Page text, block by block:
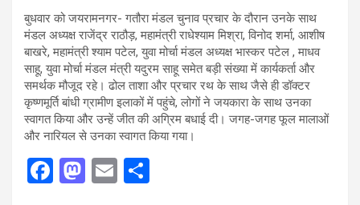
बुधवार को जयरामनगर- गतौरा मंडल चुनाव प्रचार के दौरान उनके साथ
मंडल अध्यक्ष राजेंद्र राठौड़, महामंत्री राधेश्याम मिश्रा, विनोद शर्मा, आशीष
बाखरे, महामंत्री श्याम पटेल, युवा मोर्चा मंडल अध्यक्ष भास्कर पटेल , माधव
साहू, युवा मोर्चा मंडल मंत्री यदुरम साहू समेत बड़ी संख्या में कार्यकर्ता और
समर्थक मौजूद रहे। ढोल ताशा और प्रचार रथ के साथ जैसे ही डॉक्टर
कृष्णमूर्ति बांधी ग्रामीण इलाकों में पहुंचे, लोगों ने जयकारा के साथ उनका
स्वागत किया और उन्हें जीत की अग्रिम बधाई दी। जगह-जगह फूल मालाओं
और नारियल से उनका स्वागत किया गया।
F
M E